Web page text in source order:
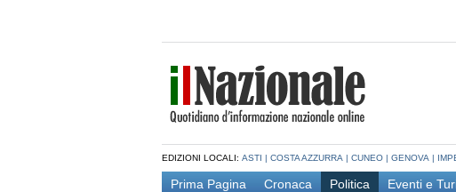
EDIZIONI LOCALI: ASTI | COSTA AZZURRA | CUNEO | GENOVA |
Prima Pagina Cronaca Politica Eventi e